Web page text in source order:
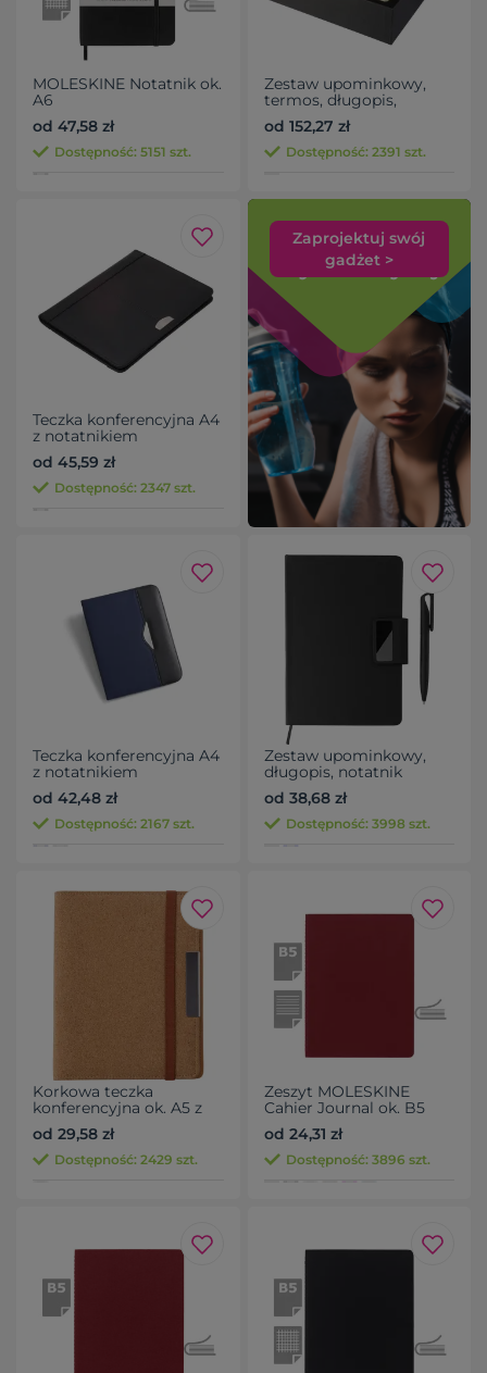
MOLESKINE Notatnik ok.
A6
od 47,58 zł
Dostępność: 5151 szt.
Zestaw upominkowy,
termos, długopis,
notatnik, pudełko
upominkowe
od 152,27 zł
Dostępność: 2391 szt.
Teczka konferencyjna A4
z notatnikiem
od 45,59 zł
Dostępność: 2347 szt.
Zaprojektuj swój
gadżet >
Teczka konferencyjna A4
z notatnikiem
od 42,48 zł
Dostępność: 2167 szt.
Zestaw upominkowy,
długopis, notatnik
od 38,68 zł
Dostępność: 3998 szt.
Korkowa teczka
konferencyjna ok. A5 z
notatnikiem
od 29,58 zł
Dostępność: 2429 szt.
Zeszyt MOLESKINE
Cahier Journal ok. B5
od 24,31 zł
Dostępność: 3896 szt.